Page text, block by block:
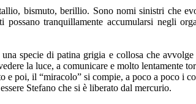
bismuto, berillio. Sono nomi sinistri che
possano tranquillamente accumularsi negli
specie di patina grigia e collosa che
la luce, a comunicare e molto lentamente
poi, il “miracolo” si compie, a poco a poco i
Stefano che si è liberato dal mercurio.